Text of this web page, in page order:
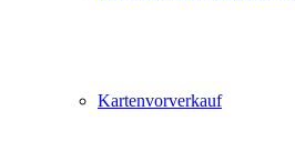
Kartenvorverkauf